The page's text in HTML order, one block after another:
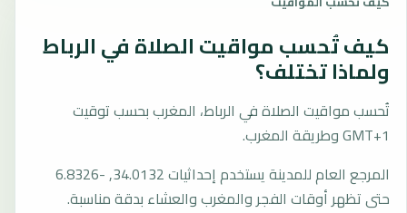
كيف تُحسب مواقيت الصلاة في الرباط
ولماذا تختلف؟
تُحسب مواقيت الصلاة في الرباط، المغرب بحسب توقيت
GMT+1 وطريقة المغرب.
المرجع العام للمدينة يستخدم إحداثيات 34.0132, -6.8326
حتى تظهر أوقات الفجر والمغرب والعشاء بدقة مناسبة.